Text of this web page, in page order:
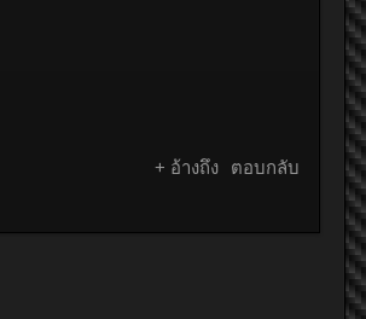
+ อ้างถึง ตอบกลับ